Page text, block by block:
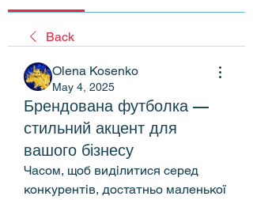
Back
Оlena Kosenko
May 4, 2025
Брендована футболка —
стильний акцент для
вашого бізнесу
Часом, щоб виділитися серед
конкурентів, достатньо маленької